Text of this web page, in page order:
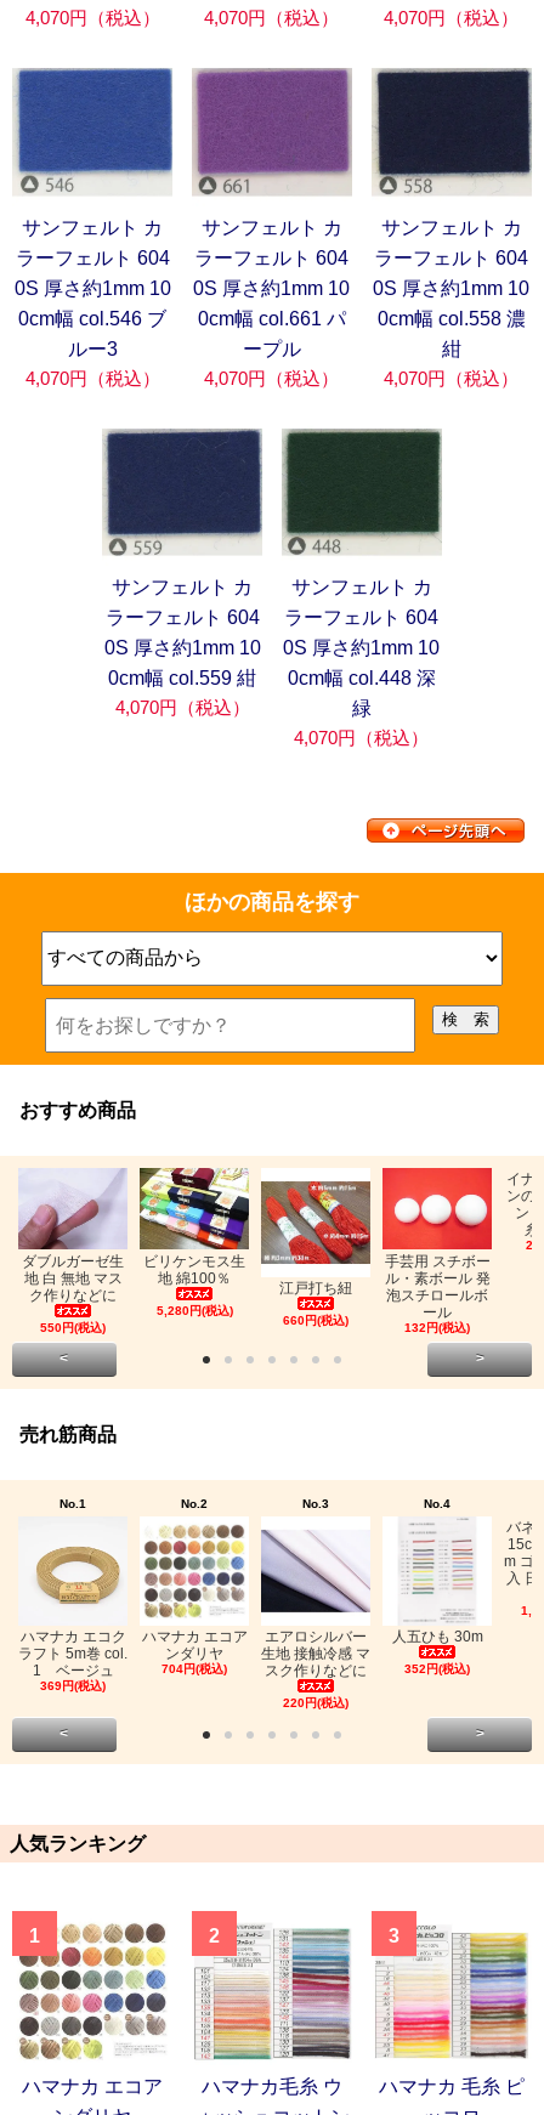
4,070円（税込）
4,070円（税込）
4,070円（税込）
サンフェルト カ
ラーフェルト 604
0S 厚さ約1mm 10
0cm幅 col.546 ブ
ルー3
4,070円（税込）
サンフェルト カ
ラーフェルト 604
0S 厚さ約1mm 10
0cm幅 col.661 パ
ープル
4,070円（税込）
サンフェルト カ
ラーフェルト 604
0S 厚さ約1mm 10
0cm幅 col.558 濃
紺
4,070円（税込）
サンフェルト カ
ラーフェルト 604
0S 厚さ約1mm 10
0cm幅 col.559 紺
4,070円（税込）
サンフェルト カ
ラーフェルト 604
0S 厚さ約1mm 10
0cm幅 col.448 深
緑
4,070円（税込）
ほかの商品を探す
おすすめ商品
ダブルガーゼ生
地 白 無地 マス
ク作りなどに
550円(税込)
ビリケンモス生
地 綿100％
5,280円(税込)
江戸打ち紐
660円(税込)
手芸用 スチボー
ル・素ボール 発
泡スチロールボ
ール
132円(税込)
イナ
ンの
ン
糸
< >
売れ筋商品
No.1
ハマナカ エコク
ラフト 5m巻 col.
1 ベージュ
369円(税込)
No.2
ハマナカ エコア
ンダリヤ
704円(税込)
No.3
エアロシルバー
生地 接触冷感 マ
スク作りなどに
220円(税込)
No.4
人五ひも 30m
352円(税込)
バネ
m ゴ
入
< >
人気ランキング
1
ハマナカ エコア
2
ハマナカ毛糸 ウ
3
ハマナカ 毛糸 ピ